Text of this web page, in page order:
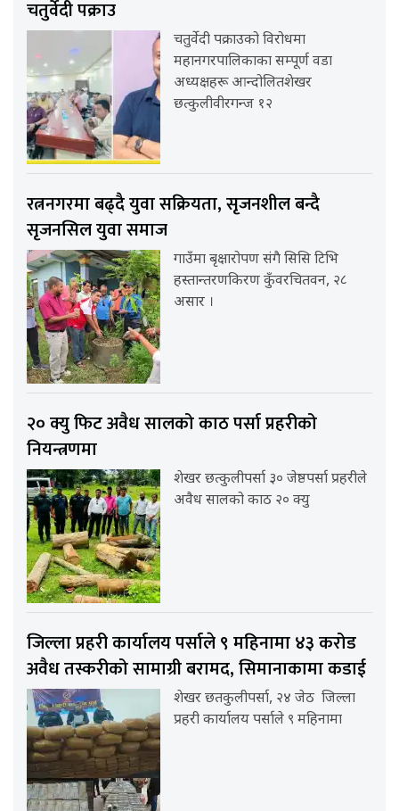
चतुर्वेदी पक्राउ
चतुर्वेदी पक्राउको विरोधमा
महानगरपालिकाका सम्पूर्ण वडा
अध्यक्षहरू आन्दोलितशेखर
छत्कुलीवीरगन्ज १२
रत्ननगरमा बढ्दै युवा सक्रियता, सृजनशील बन्दै
सृजनसिल युवा समाज
गाउँमा बृक्षारोपण संगै सिसि टिभि
हस्तान्तरणकिरण कुँवरचितवन, २८
असार ।
२० क्यु फिट अवैध सालको काठ पर्सा प्रहरीको
नियन्त्रणमा
शेखर छत्कुलीपर्सा ३० जेष्ठपर्सा प्रहरीले
अवैध सालको काठ २० क्यु
जिल्ला प्रहरी कार्यालय पर्साले ९ महिनामा ४३ करोड
अवैध तस्करीको सामाग्री बरामद, सिमानाकामा कडाई
शेखर छतकुलीपर्सा, २४ जेठ जिल्ला
प्रहरी कार्यालय पर्साले ९ महिनामा